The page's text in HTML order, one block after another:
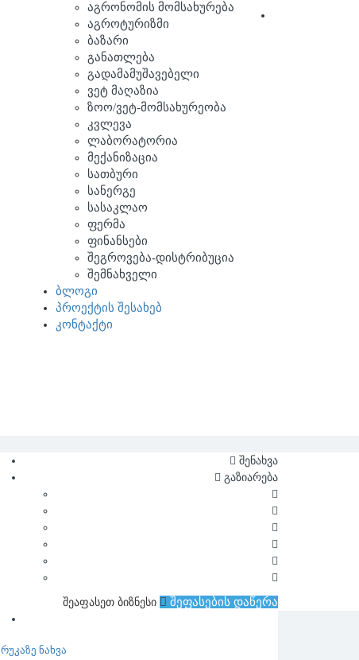
აგრონომის მომსახურება
აგროტურიზმი
ბაზარი
განათლება
გადამამუშავებელი
ვეტ მაღაზია
ზოო/ვეტ-მომსახურეობა
კვლევა
ლაბორატორია
მექანიზაცია
სათბური
სანერგე
სასაკლაო
ფერმა
ფინანსები
შეგროვება-დისტრიბუცია
შემნახველი
ბლოგი
პროექტის შესახებ
კონტაქტი
შენახვა
გაზიარება
შეაფასეთ ბიზნესი შეფასების დაწერა
რუკაზე ნახვა